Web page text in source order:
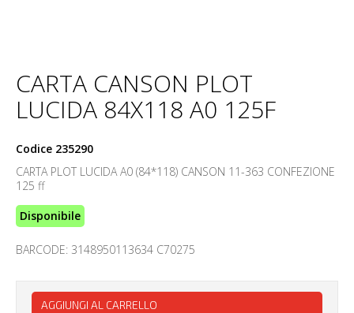
CARTA CANSON PLOT
LUCIDA 84X118 A0 125F
Codice 235290
CARTA PLOT LUCIDA A0 (84*118) CANSON 11-363 CONFEZIONE
125 ff
Disponibile
BARCODE: 3148950113634 C70275
AGGIUNGI AL CARRELLO